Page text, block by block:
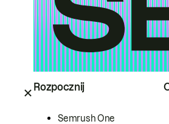
Rozpocznij
Semrush One